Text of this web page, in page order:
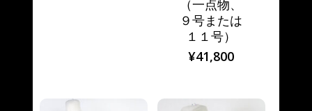
（一点物、
９号または
１１号）
¥41,800